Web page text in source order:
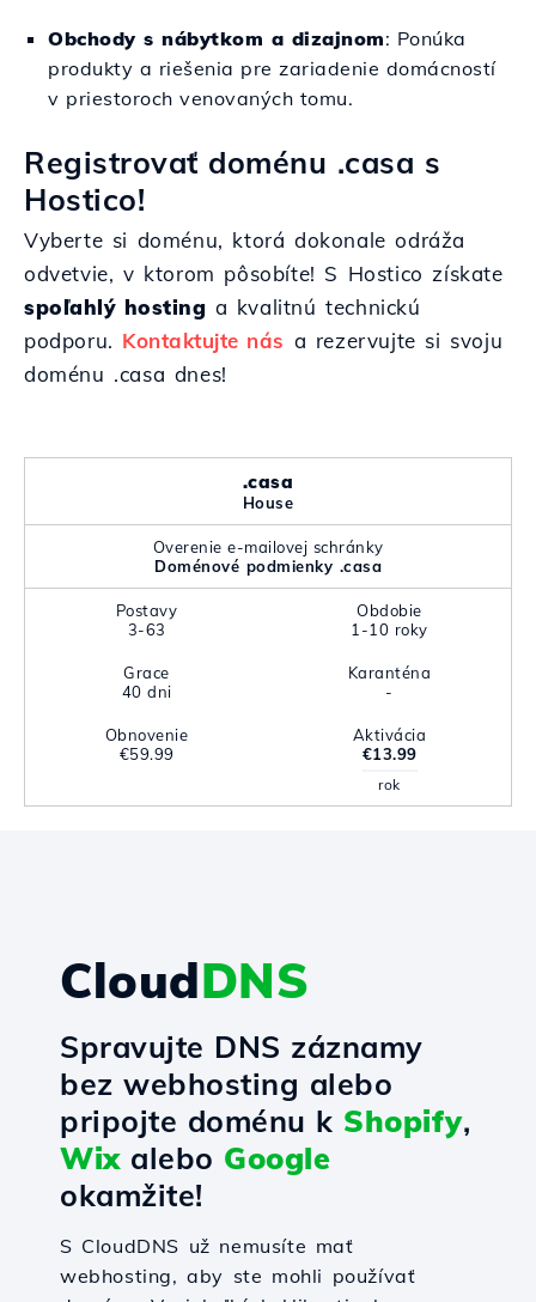
Obchody s nábytkom a dizajnom: Ponúka
produkty a riešenia pre zariadenie domácností
v priestoroch venovaných tomu.
Registrovať doménu .casa s
Hostico!
Vyberte si doménu, ktorá dokonale odráža
odvetvie, v ktorom pôsobíte! S Hostico získate
spoľahlý hosting a kvalitnú technickú
podporu. Kontaktujte nás a rezervujte si svoju
doménu .casa dnes!
.casa
House
Overenie e-mailovej schránky
Doménové podmienky .casa
Postavy
3-63
Obdobie
1-10 roky
Grace
40 dni
Karanténa
-
Obnovenie
€59.99
Aktivácia
€13.99
rok
CloudDNS
Spravujte DNS záznamy
bez webhosting alebo
pripojte doménu k Shopify,
Wixalebo Google
okamžite!
S CloudDNS už nemusíte mať
webhosting, aby ste mohli používať